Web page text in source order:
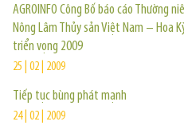
AGROINFO Công Bố báo cáo Thường
Nông Lâm Thủy sản Việt Nam – Hoa
triển vọng 2009
25 | 02 | 2009
Tiếp tục bùng phát mạnh
24 | 02 | 2009